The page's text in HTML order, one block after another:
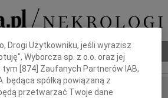
Poradnik pogrzebowy
Drogi Użytkowniku, jeśli wyrazisz
Wyborcza sp. z o.o. oraz jej
tym [874 ] Zaufanych Partnerów IAB,
będąca spółką powiązaną z
przetwarzać Twoje dane